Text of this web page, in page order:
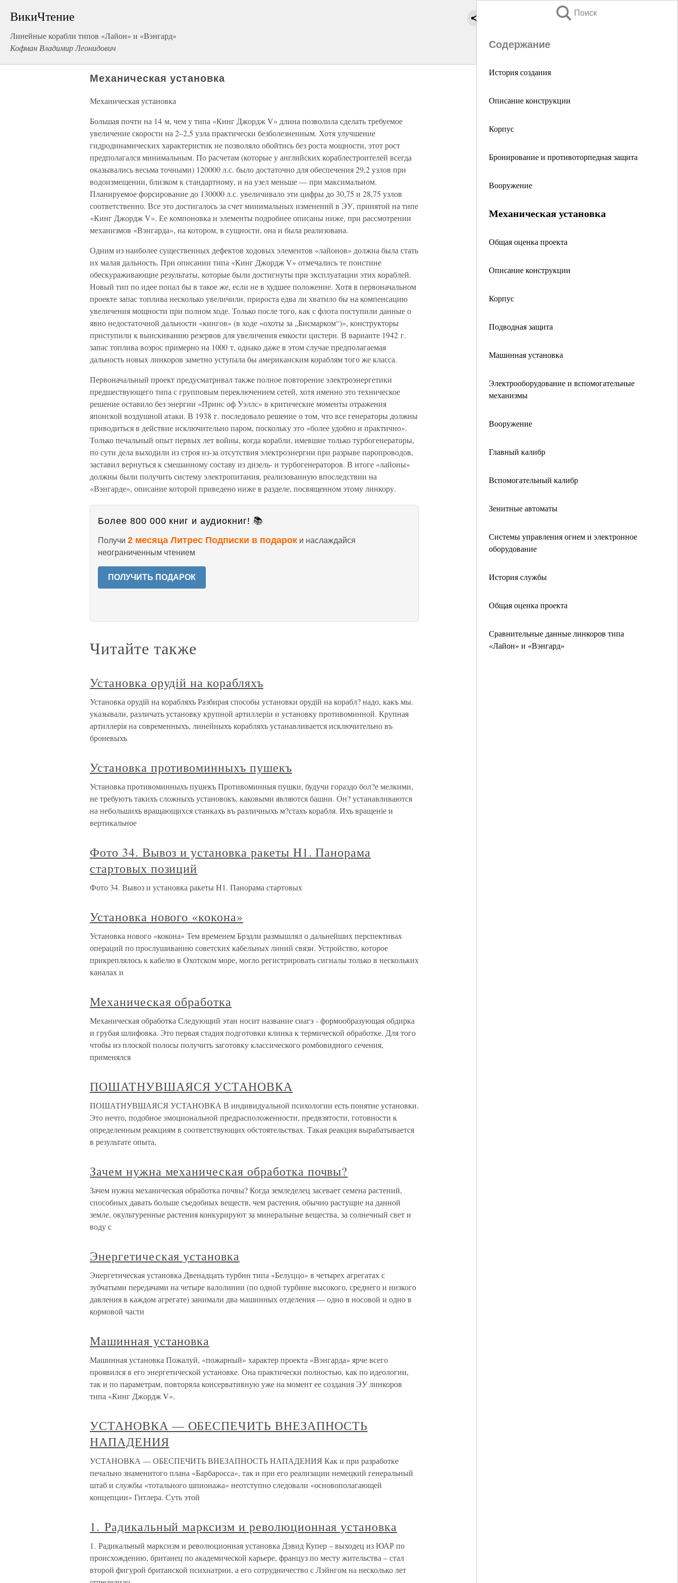
ВикиЧтение
Линейные корабли типов «Лайон» и «Вэнгард»
Кофман Владимир Леонидович
Поиск
Содержание
История создания
Описание конструкции
Корпус
Бронирование и противоторпедная защита
Вооружение
Механическая установка
Общая оценка проекта
Описание конструкции
Корпус
Подводная защита
Машинная установка
Электрооборудование и вспомогательные
механизмы
Вооружение
Главный калибр
Вспомогательный калибр
Зенитные автоматы
Системы управления огнем и электронное
оборудование
История службы
Общая оценка проекта
Сравнительные данные линкоров типа
«Лайон» и «Вэнгард»
Механическая установка
Механическая установка
Большая почти на 14 м, чем у типа «Кинг Джордж V» длина позволила сделать требуемое
увеличение скорости на 2–2,5 узла практически безболезненным. Хотя улучшение
гидродинамических характеристик не позволяло обойтись без роста мощности, этот рост
предполагался минимальным. По расчетам (которые у английских кораблестроителей всегда
оказывались весьма точными) 120000 л.с. было достаточно для обеспечения 29,2 узлов при
водоизмещении, близком к стандартному, и на узел меньше — при максимальном.
Планируемое форсирование до 130000 л.с. увеличивало эти цифры до 30,75 и 28,75 узлов
соответственно. Все это достигалось за счет минимальных изменений в ЭУ, принятой на типе
«Кинг Джордж V». Ее компоновка и элементы подробнее описаны ниже, при рассмотрении
механизмов «Вэнгарда», на котором, в сущности, она и была реализована.
Одним из наиболее существенных дефектов ходовых элементов «лайонов» должна была стать
их малая дальность. При описании типа «Кинг Джордж V» отмечались те поистине
обескураживающие результаты, которые были достигнуты при эксплуатации этих кораблей.
Новый тип по идее попал бы в такое же, если не в худшее положение. Хотя в первоначальном
проекте запас топлива несколько увеличили, прироста едва ли хватило бы на компенсацию
увеличения мощности при полном ходе. Только после того, как с флота поступили данные о
явно недостаточной дальности «кингов» (в ходе «охоты за „Бисмарком“)», конструкторы
приступили к выискиванию резервов для увеличения емкости цистерн. В варианте 1942 г.
запас топлива возрос примерно на 1000 т, однако даже в этом случае предполагаемая
дальность новых линкоров заметно уступала бы американским кораблям того же класса.
Первоначальный проект предусматривал также полное повторение электроэнергетики
предшествующего типа с групповым переключением сетей, хотя именно это техническое
решение оставило без энергии «Принс оф Уэллс» в критические моменты отражения
японской воздушной атаки. В 1938 г. последовало решение о том, что все генераторы должны
приводиться в действие исключительно паром, поскольку это «более удобно и практично».
Только печальный опыт первых лет войны, когда корабли, имевшие только турбогенераторы,
по сути дела выходили из строя из-за отсутствия электроэнергии при разрыве паропроводов,
заставил вернуться к смешанному составу из дизель- и турбогенераторов. В итоге «лайоны»
должны были получить систему электропитания, реализованную впоследствии на
«Вэнгарде», описание которой приведено ниже в разделе, посвященном этому линкору.
Более 800 000 книг и аудиокниг! 📚
Получи 2 месяца Литрес Подписки в подарок и наслаждайся
неограниченным чтением
ПОЛУЧИТЬ ПОДАРОК
Читайте также
Установка орудій на корабляхъ
Установка орудій на корабляхъ Разбирая способы установки орудій на корабл? надо, какъ мы.
указывали, различать установку крупной артиллеріи и установку противоминной. Крупная
артиллерія на современныхъ, линейныхъ корабляхъ устанавливается исключительно въ
броневыхъ
Установка противоминныхъ пушекъ
Установка противоминныхъ пушекъ Противоминныя пушки, будучи гораздо бол?е мелкими,
не требуютъ такихъ сложныхъ установокъ, каковыми являются башни. Он? устанавливаются
на небольшихъ вращающихся станкахъ въ различныхъ м?стахъ корабля. Ихъ вращеніе и
вертикальное
Фото 34. Вывоз и установка ракеты H1. Панорама
стартовых позиций
Фото 34. Вывоз и установка ракеты H1. Панорама стартовых
Установка нового «кокона»
Установка нового «кокона» Тем временем Брэдли размышлял о дальнейших перспективах
операций по прослушиванию советских кабельных линий связи. Устройство, которое
прикреплялось к кабелю в Охотском море, могло регистрировать сигналы только в нескольких
каналах и
Механическая обработка
Механическая обработка Следующий этан носит название сиагэ - формообразующая обдирка
и грубая шлифовка. Это первая стадия подготовки клинка к термической обработке. Для того
чтобы из плоской полосы получить заготовку классического ромбовидного сечения,
применялся
ПОШАТНУВШАЯСЯ УСТАНОВКА
ПОШАТНУВШАЯСЯ УСТАНОВКА В индивидуальной психологии есть понятие установки.
Это нечто, подобное эмоциональной предрасположенности, предвзятости, готовности к
определенным реакциям в соответствующих обстоятельствах. Такая реакция вырабатывается
в результате опыта,
Зачем нужна механическая обработка почвы?
Зачем нужна механическая обработка почвы? Когда земледелец засевает семена растений,
способных давать больше съедобных веществ, чем растения, обычно растущие на данной
земле, окультуренные растения конкурируют за минеральные вещества, за солнечный свет и
воду с
Энергетическая установка
Энергетическая установка Двенадцать турбин типа «Белуццо» в четырех агрегатах с
зубчатыми передачами на четыре валолинии (по одной турбине высокого, среднего и низкого
давления в каждом агрегате) занимали два машинных отделения — одно в носовой и одно в
кормовой части
Машинная установка
Машинная установка Пожалуй, «пожарный» характер проекта «Вэнгарда» ярче всего
проявился в его энергетической установке. Она практически полностью, как по идеологии,
так и по параметрам, повторяла консервативную уже на момент ее создания ЭУ линкоров
типа «Кинг Джордж V».
УСТАНОВКА — ОБЕСПЕЧИТЬ ВНЕЗАПНОСТЬ
НАПАДЕНИЯ
УСТАНОВКА — ОБЕСПЕЧИТЬ ВНЕЗАПНОСТЬ НАПАДЕНИЯ Как и при разработке
печально знаменитого плана «Барбаросса», так и при его реализации немецкий генеральный
штаб и службы «тотального шпионажа» неотступно следовали «основополагающей
концепции» Гитлера. Суть этой
1. Радикальный марксизм и революционная установка
1. Радикальный марксизм и революционная установка Дэвид Купер – выходец из ЮАР по
происхождению, британец по академической карьере, француз по месту жительства – стал
второй фигурой британской психиатрии, а его сотрудничество с Лэйнгом на несколько лет